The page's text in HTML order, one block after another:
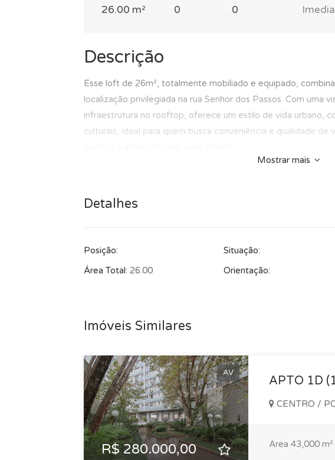
26.00 m²
0
0
Descrição
Esse loft de 26m², totalmente mobiliado e equipado,
localização privilegiada na rua Senhor dos Passos. Com uma
infraestrutura no rooftop, oferece um estilo de vida urbano,
culturais, ideal para quem busca conveniência e qualidade
Mostrar mais
Detalhes
Posição:
Área Total: 26.00
Situação:
Orientação:
Imóveis Similares
AV
R$ 280.000,00
APTO 1D
CENTRO /
Area 43,000 m²